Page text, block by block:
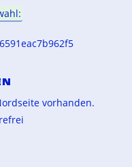
vorhanden.